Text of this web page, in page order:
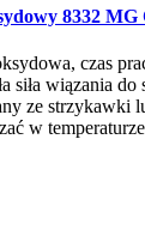
8332 MG
czas
siła wiązania
ze strzykawki
w